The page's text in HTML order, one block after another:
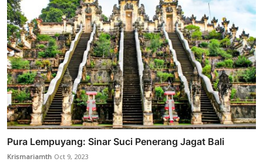
Pura Lempuyang: Sinar Suci Penerang Jagat Bali
Krismariamth Oct 9, 2023